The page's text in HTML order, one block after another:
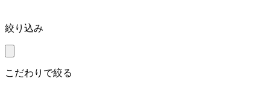
絞り込み
こだわりで絞る